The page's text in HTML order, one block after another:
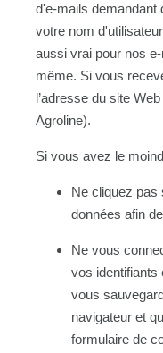
d'e-mails demandant
votre nom
aussi vrai pour nos
même. Si vous
l’adresse du site
Agroline).
Si vous avez le
Ne cliquez pas
données afin
Ne vous
vos identifiants
vous
navigateur et
formulaire de